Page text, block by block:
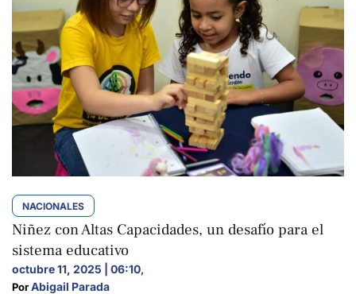
NACIONALES
Niñez con Altas Capacidades, un desafío para el
sistema educativo
octubre 11, 2025 | 06:10,
Por Abigail Parada